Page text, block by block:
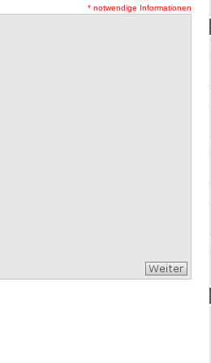
* notwendige Informationen